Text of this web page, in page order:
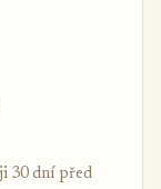
30 dní před